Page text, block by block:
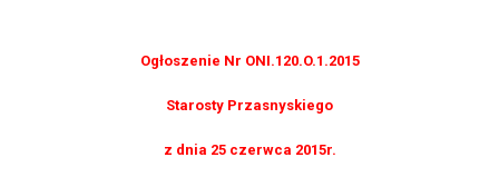
Ogłoszenie Nr ONI.120.O.1.2015
Starosty Przasnyskiego
z dnia 25 czerwca 2015r.